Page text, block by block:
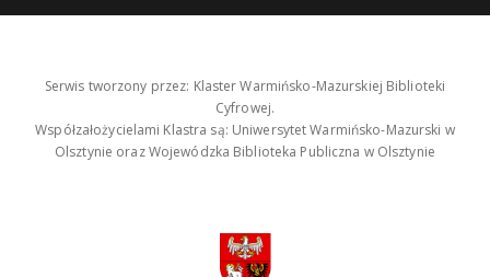
Serwis tworzony przez: Klaster Warmińsko-Mazurskiej Biblioteki
Cyfrowej.
Współzałożycielami Klastra są: Uniwersytet Warmińsko-Mazurski w
Olsztynie oraz Wojewódzka Biblioteka Publiczna w Olsztynie